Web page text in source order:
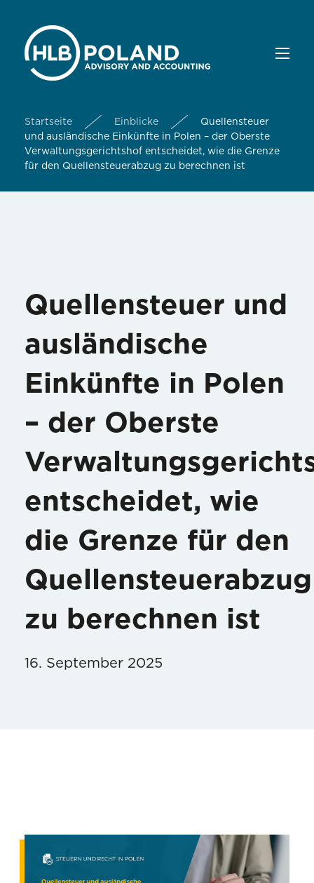
Startseite Einblicke
Quellensteuer
und ausländische Einkünfte in Polen – der Oberste
Verwaltungsgerichtshof entscheidet, wie die Grenze
für den Quellensteuerabzug zu berechnen ist
Quellensteuer und
ausländische
Einkünfte in Polen
– der Oberste
entscheidet, wie
die Grenze für den
Quellensteuerabzug
zu berechnen ist
16. September 2025